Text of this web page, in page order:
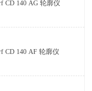
CD 140 AG 轮廓仪
CD 140 AF 轮廓仪